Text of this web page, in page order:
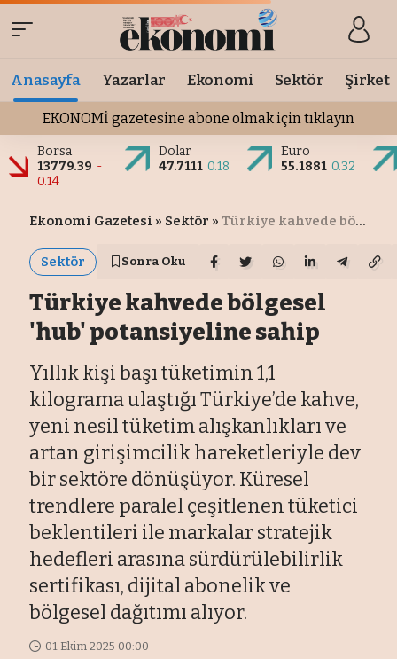
Anasayfa Yazarlar Ekonomi Sektör Şirket
EKONOMİ gazetesine abone olmak için tıklayın
Borsa
13779.39 -
0.14
Dolar
47.7111 0.18
Euro
55.1881 0.32
Ekonomi Gazetesi » Sektör »Türkiye kahvede bölgesel 'hub' potansiyeline sahip
Sektör Sonra Oku
Türkiye kahvede bölgesel
'hub' potansiyeline sahip
Yıllık kişi başı tüketimin 1,1
kilograma ulaştığı Türkiye’de kahve,
yeni nesil tüketim alışkanlıkları ve
artan girişimcilik hareketleriyle dev
bir sektöre dönüşüyor. Küresel
trendlere paralel çeşitlenen tüketici
beklentileri ile markalar stratejik
hedefleri arasına sürdürülebilirlik
sertifikası, dijital abonelik ve
bölgesel dağıtımı alıyor.
01 Ekim 2025 00:00